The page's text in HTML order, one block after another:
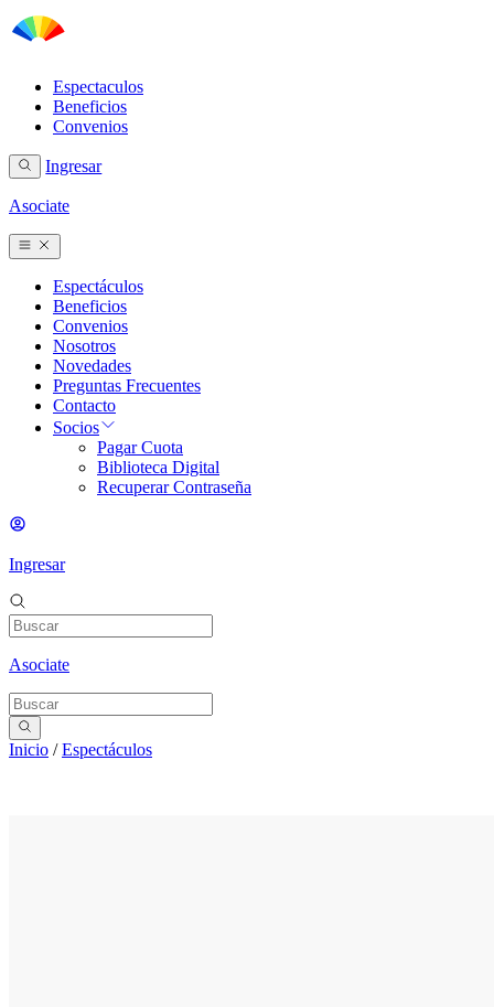
Espectaculos
Beneficios
Convenios
Ingresar
Asociate
Espectáculos
Beneficios
Convenios
Nosotros
Novedades
Preguntas Frecuentes
Contacto
Socios
Pagar Cuota
Biblioteca Digital
Recuperar Contraseña
Ingresar
Asociate
Inicio /Espectáculos